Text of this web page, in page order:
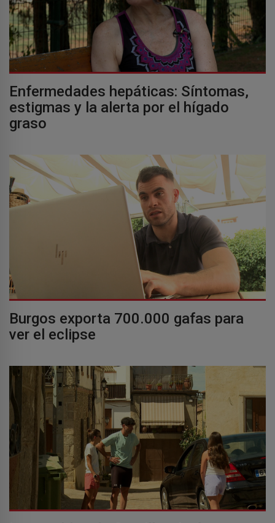
Enfermedades hepáticas: Síntomas,
estigmas y la alerta por el hígado
graso
Burgos exporta 700.000 gafas para
ver el eclipse